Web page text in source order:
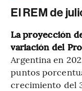
El REM de
La proyección
variación del
Argentina en
puntos
crecimiento del